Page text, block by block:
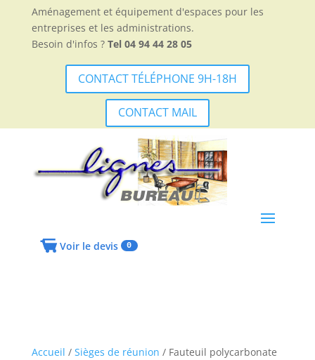
Aménagement et équipement d'espaces pour les
entreprises et les administrations.
Besoin d'infos ? Tel 04 94 44 28 05
CONTACT TÉLÉPHONE 9H-18H
CONTACT MAIL
Voir le devis 0
Accueil / Sièges de réunion / Fauteuil polycarbonate